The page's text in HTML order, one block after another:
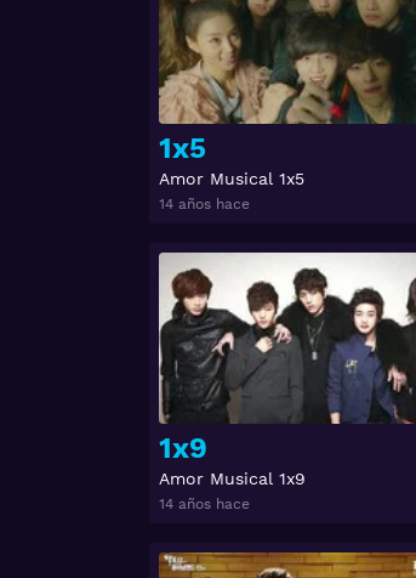
1x5
Amor Musical 1x5
14 años hace
1x9
Amor Musical 1x9
14 años hace